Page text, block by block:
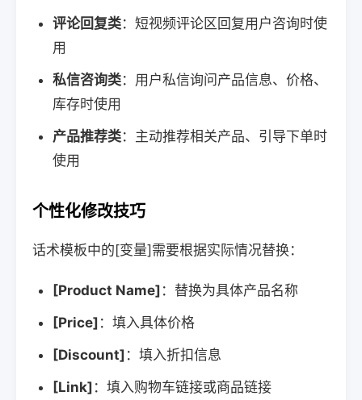
评论回复类：短视频评论区回复用户咨询时使
用
私信咨询类：用户私信询问产品信息、价格、
库存时使用
产品推荐类：主动推荐相关产品、引导下单时
使用
个性化修改技巧
话术模板中的[变量]需要根据实际情况替换：
[Product Name] ：替换为具体产品名称
[Price] ：填入具体价格
[Discount] ：填入折扣信息
[Link] ：填入购物车链接或商品链接